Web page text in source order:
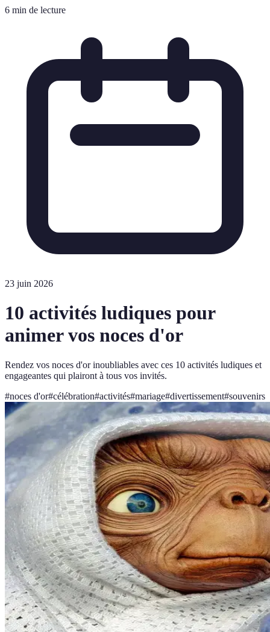
6 min de lecture
23 juin 2026
10 activités ludiques pour
animer vos noces d'or
Rendez vos noces d'or inoubliables avec ces 10 activités ludiques et
engageantes qui plairont à tous vos invités.
#noces d'or#célébration#activités#mariage#divertissement#souvenirs